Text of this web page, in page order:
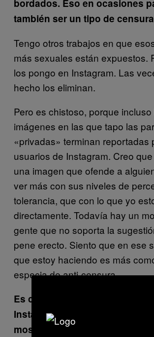
bordados. Eso en ocasiones
también ser un tipo de
Tengo otros trabajos en que
más sexuales están expuestos.
los pongo en Instagram. Las
hecho los eliminan.
Pero es chistoso, porque incluso
imágenes en las que tapo las
«privadas» terminan reportadas
usuarios de Instagram. Creo
una imagen que ofende a
ver más con sus niveles de
tolerancia, que con lo que yo
directamente. Todavía hay un
gente que no soporta la
pene erecto. Siento que en ese
que estoy haciendo es más
especia de anti-censura.
Es curioso entonces que
Instagram como la plataforma
mostrar tu trabajo, teniendo en